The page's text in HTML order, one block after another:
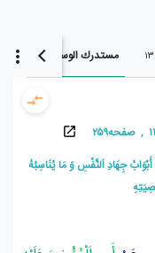
مستدرك الوسائلج۱۱ ص۲۵۹
أَبْوَابُ جِهَادِ اَلنَّفْسِ وَ مَا يُنَاسِبُهُ